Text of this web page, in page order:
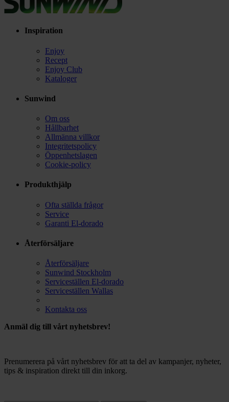
Inspiration
Enjoy
Recept
Enjoy Club
Kataloger
Sunwind
Om oss
Hållbarhet
Allmänna villkor
Integritetspolicy
Öppenhetslagen
Cookie-policy
Produkthjälp
Ofta ställda frågor
Service
Garanti El-dorado
Återförsäljare
Återförsäljare
Sunwind Stockholm
Serviceställen El-dorado
Serviceställen Wallas
Kontakta oss
Anmäl dig till vårt nyhetsbrev!
Prenumerera på vårt nyhetsbrev för att ta del av kampanjer, nyheter,
tips & inspiration direkt till din inkorg.